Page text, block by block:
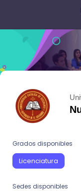
Grados disponibles
Licenciatura
Sedes disponibles